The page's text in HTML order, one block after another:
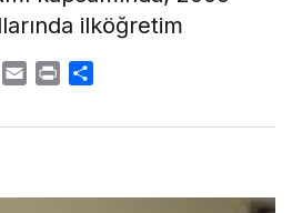
ilköğretim
Telegram
Email Print